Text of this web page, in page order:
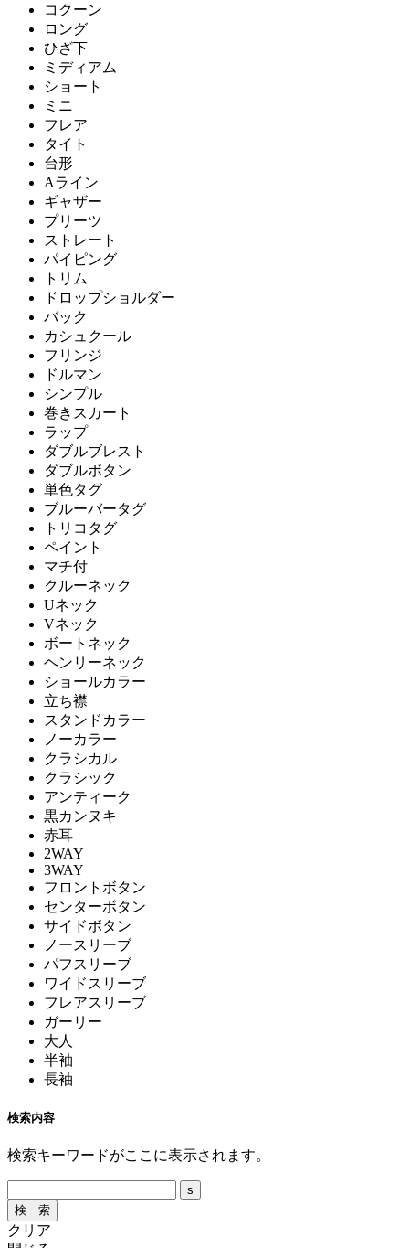
コクーン
ロング
ひざ下
ミディアム
ショート
ミニ
フレア
タイト
台形
Aライン
ギャザー
プリーツ
ストレート
パイピング
トリム
ドロップショルダー
バック
カシュクール
フリンジ
ドルマン
シンプル
巻きスカート
ラップ
ダブルブレスト
ダブルボタン
単色タグ
ブルーバータグ
トリコタグ
ペイント
マチ付
クルーネック
Uネック
Vネック
ボートネック
ヘンリーネック
ショールカラー
立ち襟
スタンドカラー
ノーカラー
クラシカル
クラシック
アンティーク
黒カンヌキ
赤耳
2WAY
3WAY
フロントボタン
センターボタン
サイドボタン
ノースリーブ
パフスリーブ
ワイドスリーブ
フレアスリーブ
ガーリー
大人
半袖
長袖
検索内容
検索キーワードがここに表示されます。
クリア